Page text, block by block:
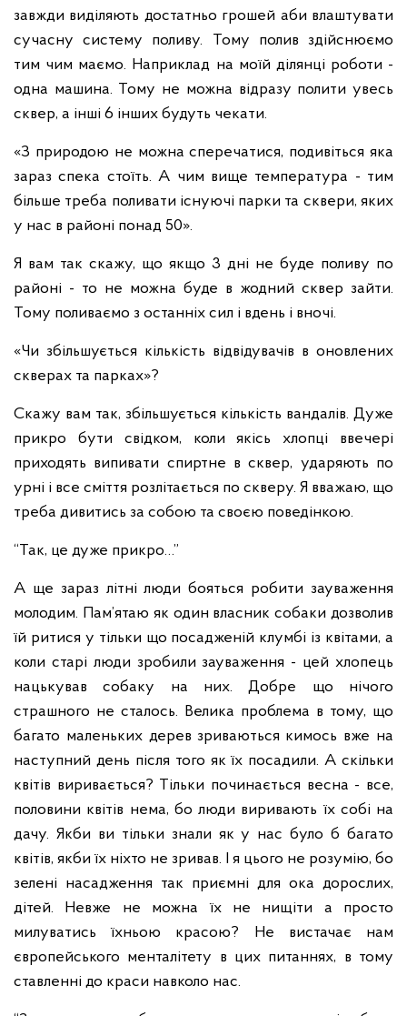
завжди виділяють достатньо грошей аби влаштувати
сучасну систему поливу. Тому полив здійснюємо
тим чим маємо. Наприклад на моїй ділянці роботи -
одна машина. Тому не можна відразу полити увесь
сквер, а інші 6 інших будуть чекати.
«З природою не можна сперечатися, подивіться яка
зараз спека стоїть. А чим вище температура - тим
більше треба поливати існуючі парки та сквери, яких
у нас в районі понад 50».
Я вам так скажу, що якщо 3 дні не буде поливу по
районі - то не можна буде в жодний сквер зайти.
Тому поливаємо з останніх сил і вдень і вночі.
«Чи збільшується кількість відвідувачів в оновлених
скверах та парках»?
Скажу вам так, збільшується кількість вандалів. Дуже
прикро бути свідком, коли якісь хлопці ввечері
приходять випивати спиртне в сквер, ударяють по
урні і все сміття розлітається по скверу. Я вважаю, що
треба дивитись за собою та своєю поведінкою.
“Так, це дуже прикро…”
А ще зараз літні люди бояться робити зауваження
молодим. Пам’ятаю як один власник собаки дозволив
їй ритися у тільки що посадженій клумбі із квітами, а
коли старі люди зробили зауваження - цей хлопець
нацькував собаку на них. Добре що нічого
страшного не сталось. Велика проблема в тому, що
багато маленьких дерев зриваються кимось вже на
наступний день після того як їх посадили. А скільки
квітів виривається? Тільки починається весна - все,
половини квітів нема, бо люди виривають їх собі на
дачу. Якби ви тільки знали як у нас було б багато
квітів, якби їх ніхто не зривав.
І я цього не розумію, бо
зелені насадження так приємні для ока дорослих,
дітей. Невже не можна їх не нищіти а просто
милуватись їхньою красою? Не вистачає нам
європейського менталітету в цих питаннях, в тому
ставленні до краси навколо нас.